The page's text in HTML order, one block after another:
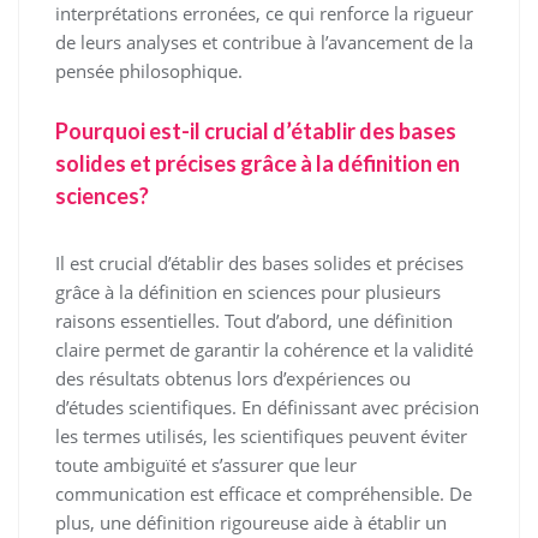
interprétations erronées, ce qui renforce la rigueur
de leurs analyses et contribue à l’avancement de la
pensée philosophique.
Pourquoi est-il crucial d’établir des bases
solides et précises grâce à la définition en
sciences?
Il est crucial d’établir des bases solides et précises
grâce à la définition en sciences pour plusieurs
raisons essentielles. Tout d’abord, une définition
claire permet de garantir la cohérence et la validité
des résultats obtenus lors d’expériences ou
d’études scientifiques. En définissant avec précision
les termes utilisés, les scientifiques peuvent éviter
toute ambiguïté et s’assurer que leur
communication est efficace et compréhensible. De
plus, une définition rigoureuse aide à établir un